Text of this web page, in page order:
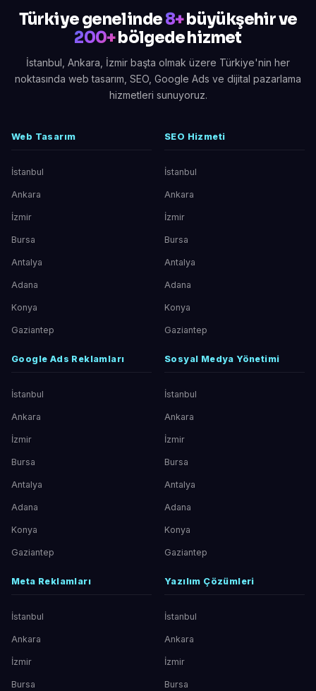
Türkiye genelinde8+büyükşehir ve
200+bölgede hizmet
İstanbul, Ankara, İzmir başta olmak üzere Türkiye'nin her
noktasında web tasarım, SEO, Google Ads ve dijital pazarlama
hizmetleri sunuyoruz.
Web Tasarım
İstanbul
Ankara
İzmir
Bursa
Antalya
Adana
Konya
Gaziantep
SEO Hizmeti
İstanbul
Ankara
İzmir
Bursa
Antalya
Adana
Konya
Gaziantep
Google Ads Reklamları
İstanbul
Ankara
İzmir
Bursa
Antalya
Adana
Konya
Gaziantep
Sosyal Medya Yönetimi
İstanbul
Ankara
İzmir
Bursa
Antalya
Adana
Konya
Gaziantep
Meta Reklamları
İstanbul
Ankara
İzmir
Bursa
Yazılım Çözümleri
İstanbul
Ankara
İzmir
Bursa